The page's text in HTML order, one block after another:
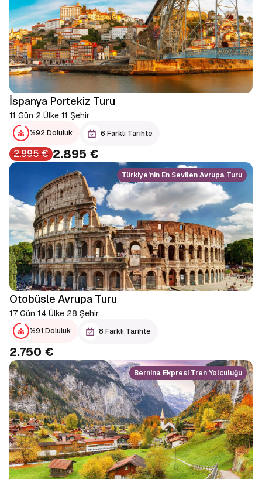
İspanya Portekiz Turu
11 Gün 2 Ülke 11 Şehir
%92 Doluluk 6 Farklı Tarihte
2.995 € 2.895 €
Türkiye'nin En Sevilen Avrupa Turu
Otobüsle Avrupa Turu
17 Gün 14 Ülke 28 Şehir
%91 Doluluk 8 Farklı Tarihte
2.750 €
Bernina Ekpresi Tren Yolculuğu